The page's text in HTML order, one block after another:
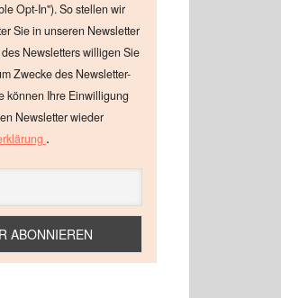
Opt-In"). So stellen wir
Sie in unseren Newsletter
Newsletters willigen Sie
Zwecke des Newsletter-
können Ihre Einwilligung
Newsletter wieder
.